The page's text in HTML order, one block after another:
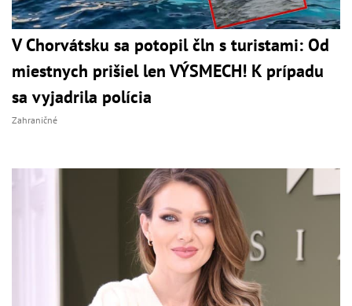
V Chorvátsku sa potopil čln s turistami: Od
miestnych prišiel len VÝSMECH! K prípadu
sa vyjadrila polícia
Zahraničné